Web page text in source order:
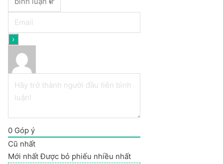
0 Góp ý
Cũ nhất
Mới nhất Được bỏ phiếu nhiều nhất